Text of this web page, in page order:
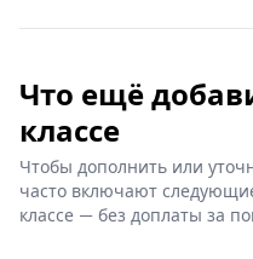
Что ещё
классе
Чтобы дополнить или
часто включают
классе — без доплаты за